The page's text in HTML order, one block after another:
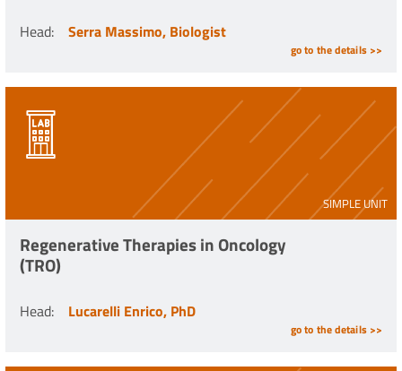
Head: Serra Massimo, Biologist
go to the details >>
SIMPLE UNIT
Regenerative Therapies in Oncology
(TRO)
Head: Lucarelli Enrico, PhD
go to the details >>